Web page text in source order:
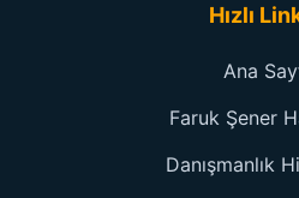
Hızlı
Ana
Faruk Şener
Danışmanlık